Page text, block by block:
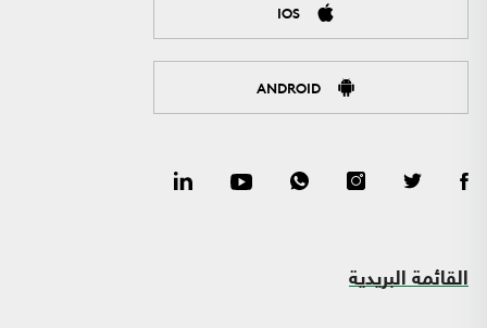
IOS
ANDROID
القائمة البريدية